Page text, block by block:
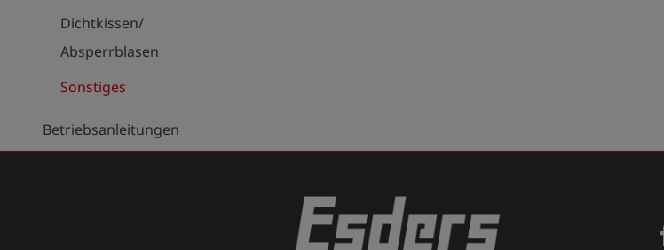
Dichtkissen/
Absperrblasen
Sonstiges
Betriebsanleitungen